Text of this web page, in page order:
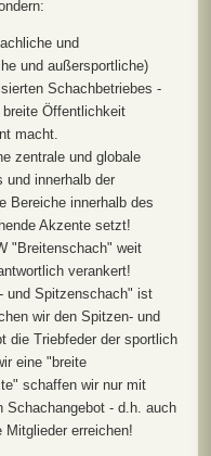
und
und außersportliche)
Schachbetriebes -
Öffentlichkeit
macht.
zentrale und globale
und innerhalb der
Bereiche innerhalb des
Akzente setzt!
"Breitenschach" weit
verankert!
und Spitzenschach" ist
wir den Spitzen- und
die Triebfeder der sportlich
eine "breite
schaffen wir nur mit
Schachangebot - d.h. auch
Mitglieder erreichen!